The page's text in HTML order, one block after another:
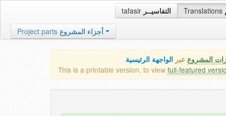
tafasir التفاسيــر Translations
Project parts أجزاء المشروع
المشروع عبر الواجهة الرئيسية
This is a printable version, to view full-featured